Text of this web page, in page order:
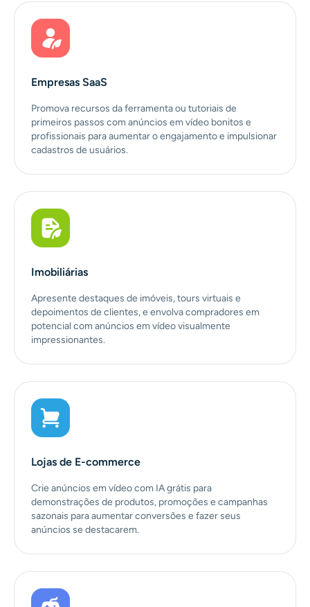
Empresas SaaS
Promova recursos da ferramenta ou tutoriais de
primeiros passos com anúncios em vídeo bonitos e
profissionais para aumentar o engajamento e impulsionar
cadastros de usuários.
Imobiliárias
Apresente destaques de imóveis, tours virtuais e
depoimentos de clientes, e envolva compradores em
potencial com anúncios em vídeo visualmente
impressionantes.
Lojas de E-commerce
Crie anúncios em vídeo com IA grátis para
demonstrações de produtos, promoções e campanhas
sazonais para aumentar conversões e fazer seus
anúncios se destacarem.